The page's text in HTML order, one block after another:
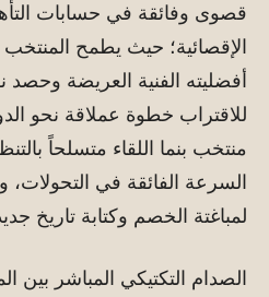
قصوى وفائقة في حسابات
الإقصائية؛ حيث يطمح المنتخب
أفضليته الفنية العريضة وحصد
للاقتراب خطوة عملاقة نحو
منتخب بنما اللقاء متسلحاً
السرعة الفائقة في التحولات،
لمباغتة الخصم وكتابة تاريخ
الصدام التكتيكي المباشر بين